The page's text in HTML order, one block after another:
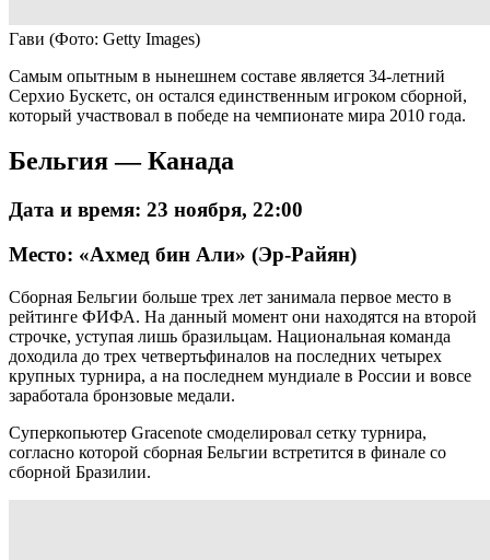
Гави (Фото: Getty Images)
Самым опытным в нынешнем составе является 34-летний
Серхио Бускетс, он остался единственным игроком сборной,
который участвовал в победе на чемпионате мира 2010 года.
Бельгия — Канада
Дата и время: 23 ноября, 22:00
Место: «Ахмед бин Али» (Эр-Райян)
Сборная Бельгии больше трех лет занимала первое место в
рейтинге ФИФА. На данный момент они находятся на второй
строчке, уступая лишь бразильцам. Национальная команда
доходила до трех четвертьфиналов на последних четырех
крупных турнира, а на последнем мундиале в России и вовсе
заработала бронзовые медали.
Cуперкопьютер Gracenote смоделировал сетку турнира,
согласно которой сборная Бельгии встретится в финале со
сборной Бразилии.